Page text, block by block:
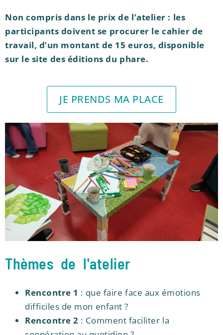
Non compris dans le prix de l’atelier : les
participants doivent se procurer le cahier de
travail, d’un montant de 15 euros, disponible
sur le site des éditions du phare.
JE PRENDS MA PLACE
Thèmes de l'atelier
Rencontre 1 : que faire face aux émotions
difficiles de mon enfant ?
Rencontre 2 : Comment faciliter la